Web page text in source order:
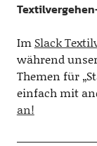
Im Slack
während
Themen für
einfach mit
an!